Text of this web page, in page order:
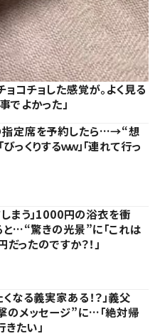
コチョした感覚が。よく見る
でよかった」
定席を予約したら…→“想
っくりするｗｗ」「連れて行っ
しまう」1000円の浴衣を衝
と…“驚きの光景”に「これは
ったのですか？！」
なる義実家ある！？」義父
のメッセージ”に…「絶対帰
きたい」